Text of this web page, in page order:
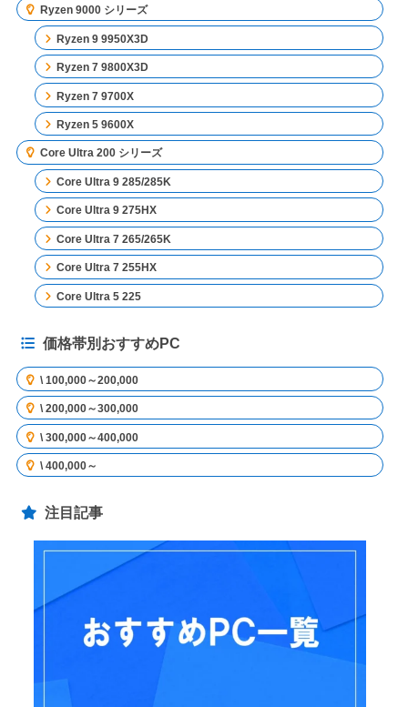
Ryzen 9000 シリーズ
Ryzen 9 9950X3D
Ryzen 7 9800X3D
Ryzen 7 9700X
Ryzen 5 9600X
Core Ultra 200 シリーズ
Core Ultra 9 285/285K
Core Ultra 9 275HX
Core Ultra 7 265/265K
Core Ultra 7 255HX
Core Ultra 5 225
価格帯別おすすめPC
\ 100,000～200,000
\ 200,000～300,000
\ 300,000～400,000
\ 400,000～
注目記事